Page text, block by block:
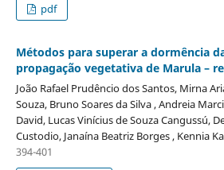
pdf
Métodos para superar a dormência
propagação vegetativa de Marula –
João Rafael Prudêncio dos Santos, Mirna
Souza, Bruno Soares da Silva , Andreia
David, Lucas Vinícius de Souza Cangussú,
Custodio, Janaína Beatriz Borges , Kennia
394-401